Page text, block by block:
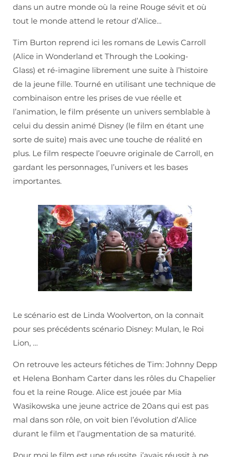
dans un autre monde où la reine Rouge sévit et où
tout le monde attend le retour d’Alice…
Tim Burton reprend ici les romans de Lewis Carroll
(Alice in Wonderland et Through the Looking-
Glass) et ré-imagine librement une suite à l’histoire
de la jeune fille. Tourné en utilisant une technique de
combinaison entre les prises de vue réelle et
l’animation, le film présente un univers semblable à
celui du dessin animé Disney (le film en étant une
sorte de suite) mais avec une touche de réalité en
plus. Le film respecte l’oeuvre originale de Carroll, en
gardant les personnages, l’univers et les bases
importantes.
Le scénario est de Linda Woolverton, on la connait
pour ses précédents scénario Disney: Mulan, le Roi
Lion, …
On retrouve les acteurs fétiches de Tim: Johnny Depp
et Helena Bonham Carter dans les rôles du Chapelier
fou et la reine Rouge. Alice est jouée par Mia
Wasikowska une jeune actrice de 20ans qui est pas
mal dans son rôle, on voit bien l’évolution d’Alice
durant le film et l’augmentation de sa maturité.
Pour moi le film est une réussite, j’avais réussit à ne